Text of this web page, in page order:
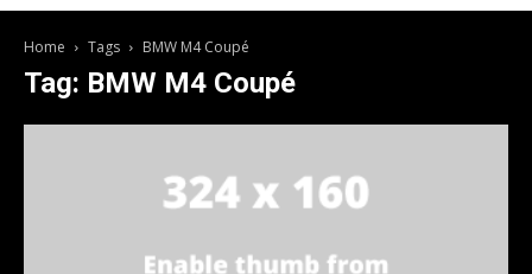
Home Tags BMW M4 Coupé
Tag: BMW M4 Coupé